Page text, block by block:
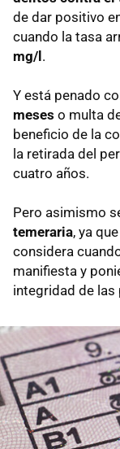
de dar positivo
cuando la tasa
mg/l.
Y está penado
meses o multa
beneficio de la
la retirada del
cuatro años.
Pero asimismo
temeraria, ya
considera
manifiesta y
integridad de las